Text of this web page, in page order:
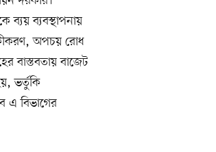
ব্যয় ব্যবস্থাপনায়
অপচয় রোধ
বাস্তবতায় বাজেট
ভর্তুকি
এ বিভাগের